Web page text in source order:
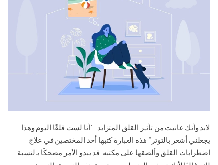
لابد وأنك عانيت من تأثير القلق المتزايد . “أنا لست قلقًا اليوم وهذا
يجعلني أشعر بالتوتر” هذه العبارة كتبها أحد المختصين في علاج
اضطرابات القلق وألصقها على مكتبه. قد يبدو الأمر مضحكًا بالنسبة